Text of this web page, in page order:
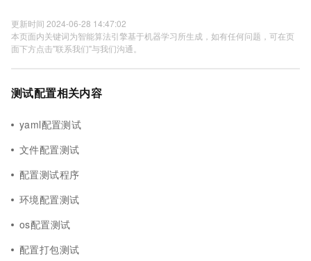
更新时间 2024-06-28 14:47:02
本页面内关键词为智能算法引擎基于机器学习所生成，如有任何问题，可在页
面下方点击"联系我们"与我们沟通。
测试配置相关内容
yaml配置测试
文件配置测试
配置测试程序
环境配置测试
os配置测试
配置打包测试